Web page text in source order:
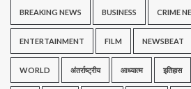
BREAKING NEWS BUSINESS CRIME
ENTERTAINMENT FILM NEWSBEAT
WORLD अंतर्राष्ट्रीय आध्यात्म इतिहास